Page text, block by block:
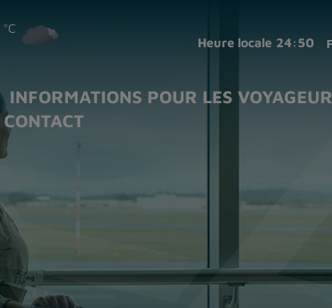
°C
Heure locale 24:50
INFORMATIONS POUR LES
CONTACT